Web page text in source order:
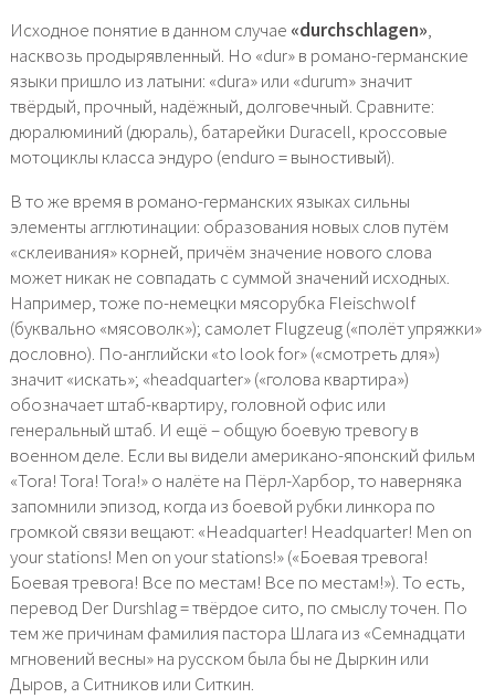
Исходное понятие в данном случае «durchschlagen»,
насквозь продырявленный. Но «dur» в романо-германские
языки пришло из латыни: «dura» или «durum» значит
твёрдый, прочный, надёжный, долговечный. Сравните:
дюралюминий (дюраль), батарейки Duracell, кроссовые
мотоциклы класса эндуро (enduro = выностивый).
В то же время в романо-германских языках сильны
элементы агглютинации: образования новых слов путём
«склеивания» корней, причём значение нового слова
может никак не совпадать с суммой значений исходных.
Например, тоже по-немецки мясорубка Fleischwolf
(буквально «мясоволк»); самолет Flugzeug («полёт упряжки»
дословно). По-английски «to look for» («смотреть для»)
значит «искать»; «headquarter» («голова квартира»)
обозначает штаб-квартиру, головной офис или
генеральный штаб. И ещё – общую боевую тревогу в
военном деле. Если вы видели американо-японский фильм
«Tora! Tora! Tora!» о налёте на Пёрл-Харбор, то наверняка
запомнили эпизод, когда из боевой рубки линкора по
громкой связи вещают: «Headquarter! Headquarter! Men on
your stations! Men on your stations!» («Боевая тревога!
Боевая тревога! Все по местам! Все по местам!»). То есть,
перевод Der Durshlag = твёрдое сито, по смыслу точен. По
тем же причинам фамилия пастора Шлага из «Семнадцати
мгновений весны» на русском была бы не Дыркин или
Дыров, а Ситников или Ситкин.